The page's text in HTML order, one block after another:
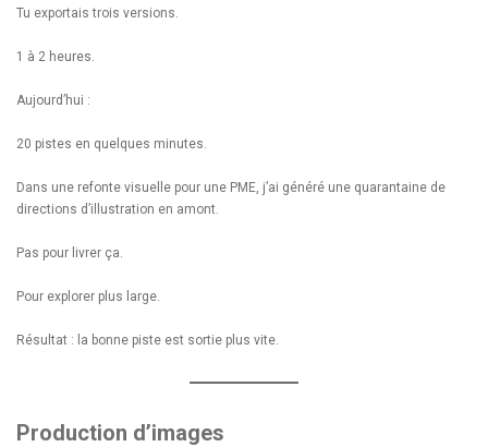
Tu exportais trois versions.
1 à 2 heures.
Aujourd’hui :
20 pistes en quelques minutes.
Dans une refonte visuelle pour une PME, j’ai généré une quarantaine de
directions d’illustration en amont.
Pas pour livrer ça.
Pour explorer plus large.
Résultat : la bonne piste est sortie plus vite.
Production d’images